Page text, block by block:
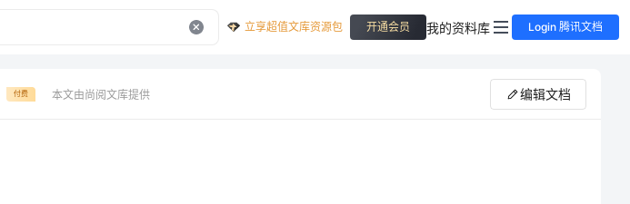
立享超值文库资源包 开通会员 我的资料库 Login 腾讯文档
付费 本文由尚阅文库提供 编辑文档